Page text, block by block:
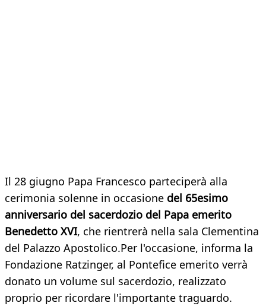
​Il 28 giugno Papa Francesco parteciperà alla
cerimonia solenne in occasione del 65esimo
anniversario del sacerdozio del Papa emerito
Benedetto XVI, che rientrerà nella sala Clementina
del Palazzo Apostolico.Per l'occasione, informa la
Fondazione Ratzinger, al Pontefice emerito verrà
donato un volume sul sacerdozio, realizzato
proprio per ricordare l'importante traguardo.